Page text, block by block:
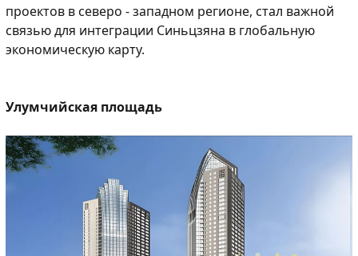
проектов в северо - западном регионе, стал важной
связью для интеграции Синьцзяна в глобальную
экономическую карту.
Улумчийская площадь